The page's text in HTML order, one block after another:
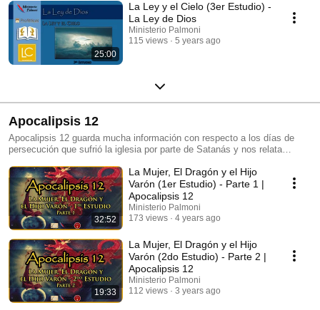
25:00
La Ley y el Cielo (3er Estudio) -
La Ley de Dios
Ministerio Palmoni
115 views
5 years ago
Apocalipsis 12
Apocalipsis 12 guarda mucha información con respecto a los días de
persecución que sufrió la iglesia por parte de Satanás y nos relata
a la mujer hasta lo último de la tierra. En nuestra serie veremos la
historia de esta persecución a través de Apocalipsis 12 y cómo Dios ha
cuidado a su iglesia en todo ese tiempo.
32:52
La Mujer, El Dragón y el Hijo
Varón (1er Estudio) - Parte 1 |
Apocalipsis 12
Ministerio Palmoni
173 views
4 years ago
19:33
La Mujer, El Dragón y el Hijo
Varón (2do Estudio) - Parte 2 |
Apocalipsis 12
Ministerio Palmoni
112 views
3 years ago